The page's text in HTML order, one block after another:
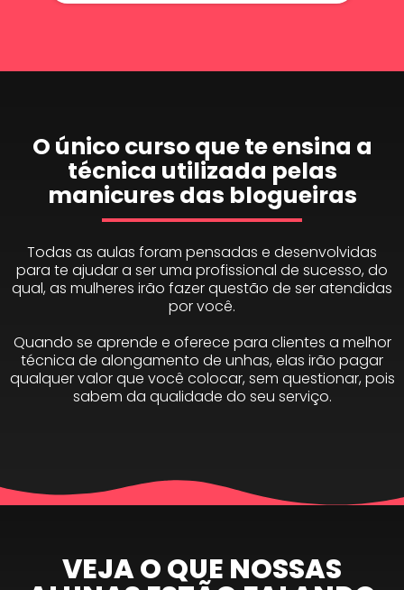
O único curso que te ensina a
técnica utilizada pelas
manicures das blogueiras
Todas as aulas foram pensadas e desenvolvidas
para te ajudar a ser uma profissional de sucesso, do
qual, as mulheres irão fazer questão de ser atendidas
por você.
Quando se aprende e oferece para clientes a melhor
técnica de alongamento de unhas, elas irão pagar
qualquer valor que você colocar, sem questionar, pois
sabem da qualidade do seu serviço.
VEJA O QUE NOSSAS